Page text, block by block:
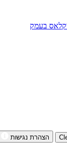
בעמק
הצהרת נגישות